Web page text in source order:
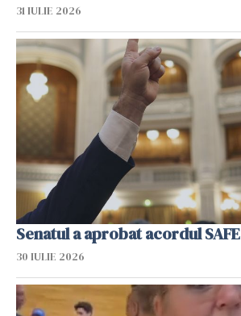
31 IULIE 2026
Senatul a aprobat acordul SAFE
30 IULIE 2026